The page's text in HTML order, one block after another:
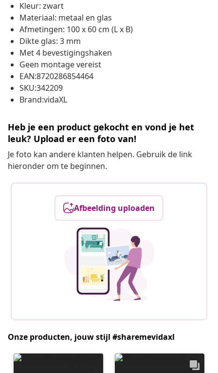
Kleur: zwart
Materiaal: metaal en glas
Afmetingen: 100 x 60 cm (L x B)
Dikte glas: 3 mm
Met 4 bevestigingshaken
Geen montage vereist
EAN:8720286854464
SKU:342209
Brand:vidaXL
Heb je een product gekocht en vond je het
leuk? Upload er een foto van!
Je foto kan andere klanten helpen. Gebruik de link
hieronder om te beginnen.
Afbeelding uploaden
Onze producten, jouw stijl #sharemevidaxl